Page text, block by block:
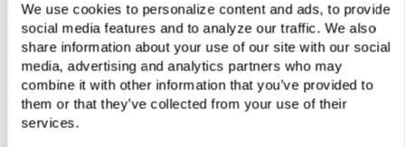
We use cookies to personalize content and ads, to provide
social media features and to analyze our traffic. We also
share information about your use of our site with our social
media, advertising and analytics partners who may
combine it with other information that you’ve provided to
them or that they’ve collected from your use of their
services.